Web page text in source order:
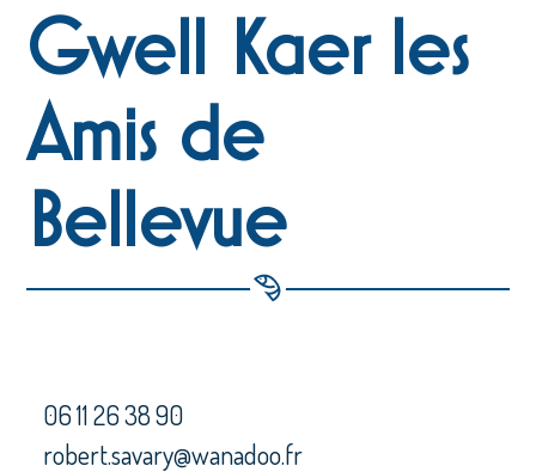
Gwell Kaer les
Amis de
Bellevue
06 11 26 38 90
robert.savary@wanadoo.fr